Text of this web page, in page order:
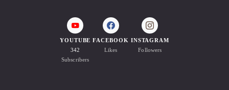
YOUTUBE
342
Subscribers
FACEBOOK
Likes
INSTAGRAM
Followers